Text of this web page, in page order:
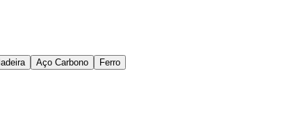
Aço Carbono Ferro